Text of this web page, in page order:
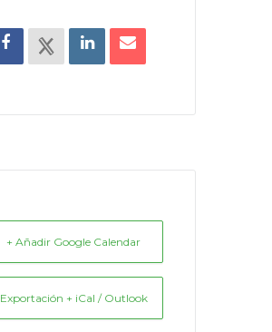
+ Añadir Google Calendar
Exportación + iCal / Outlook